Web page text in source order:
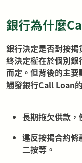
銀行為什麼
銀行決定是否對按
終決定權在於個別
而定。但背後的主
觸發銀行Call Loan
長期拖欠供款，
違反按揭合約
二按等。